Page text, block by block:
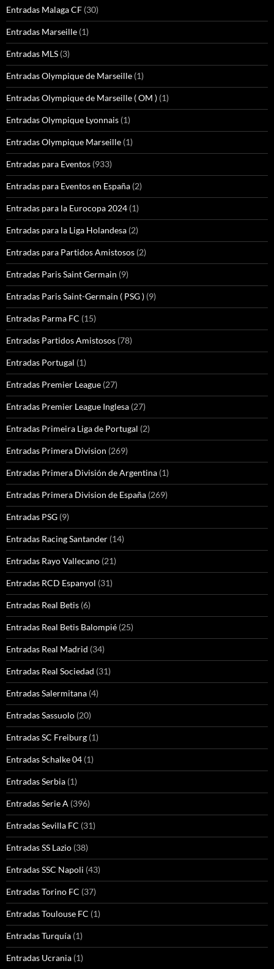
Entradas Malaga CF (30)
Entradas Marseille (1)
Entradas MLS (3)
Entradas Olympique de Marseille (1)
Entradas Olympique de Marseille ( OM ) (1)
Entradas Olympique Lyonnais (1)
Entradas Olympique Marseille (1)
Entradas para Eventos (933)
Entradas para Eventos en España (2)
Entradas para la Eurocopa 2024 (1)
Entradas para la Liga Holandesa (2)
Entradas para Partidos Amistosos (2)
Entradas Paris Saint Germain (9)
Entradas Paris Saint-Germain ( PSG ) (9)
Entradas Parma FC (15)
Entradas Partidos Amistosos (78)
Entradas Portugal (1)
Entradas Premier League (27)
Entradas Premier League Inglesa (27)
Entradas Primeira Liga de Portugal (2)
Entradas Primera Division (269)
Entradas Primera División de Argentina (1)
Entradas Primera Division de España (269)
Entradas PSG (9)
Entradas Racing Santander (14)
Entradas Rayo Vallecano (21)
Entradas RCD Espanyol (31)
Entradas Real Betis (6)
Entradas Real Betis Balompié (25)
Entradas Real Madrid (34)
Entradas Real Sociedad (31)
Entradas Salermitana (4)
Entradas Sassuolo (20)
Entradas SC Freiburg (1)
Entradas Schalke 04 (1)
Entradas Serbia (1)
Entradas Serie A (396)
Entradas Sevilla FC (31)
Entradas SS Lazio (38)
Entradas SSC Napoli (43)
Entradas Torino FC (37)
Entradas Toulouse FC (1)
Entradas Turquía (1)
Entradas Ucrania (1)